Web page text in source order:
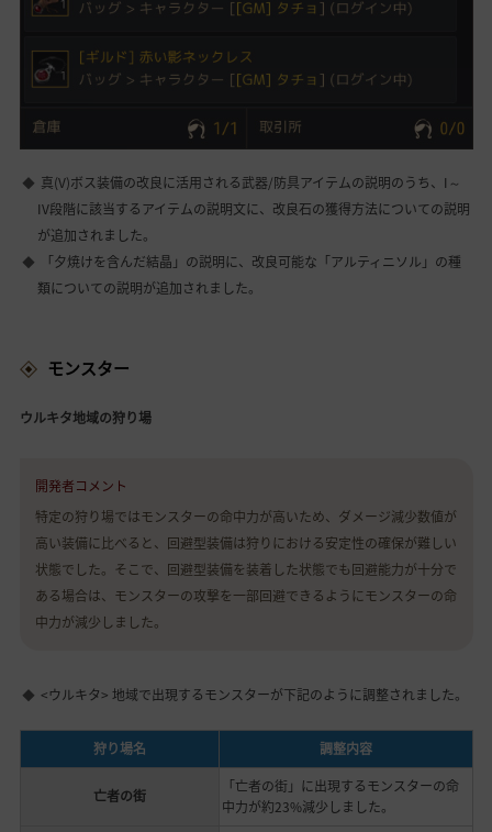
真(V)ボス装備の改良に活用される武器/防具アイテムの説明のうち、I～
IV段階に該当するアイテムの説明文に、改良石の獲得方法についての説明
が追加されました。
「夕焼けを含んだ結晶」の説明に、改良可能な「アルティニソル」の種
類についての説明が追加されました。
モンスター
ウルキタ地域の狩り場
開発者コメント
特定の狩り場ではモンスターの命中力が高いため、ダメージ減少数値が
高い装備に比べると、回避型装備は狩りにおける安定性の確保が難しい
状態でした。そこで、回避型装備を装着した状態でも回避能力が十分で
ある場合は、モンスターの攻撃を一部回避できるようにモンスターの命
中力が減少しました。
<ウルキタ> 地域で出現するモンスターが下記のように調整されました。
狩り場名 調整内容
亡者の街
「亡者の街」に出現するモンスターの命
中力が約23%減少しました。